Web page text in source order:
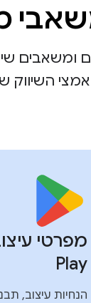
ומשאבים
השיווק
Play
הנחיות עיצוב,